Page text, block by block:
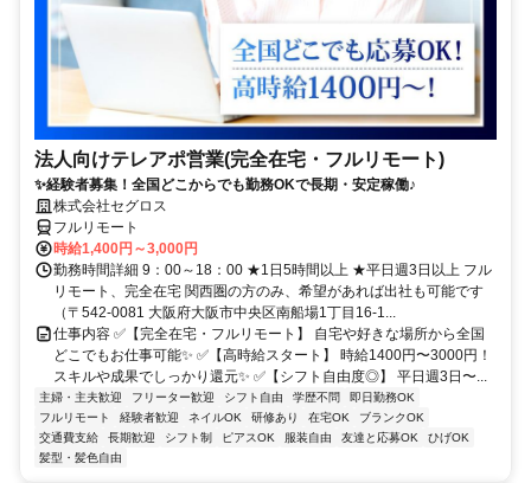
法人向けテレアポ営業(完全在宅・フルリモート)
✨経験者募集！全国どこからでも勤務OKで長期・安定稼働♪
株式会社セグロス
フルリモート
時給1,400円～3,000円
勤務時間詳細 9：00～18：00 ★1日5時間以上 ★平日週3日以上 フル
リモート、完全在宅 関西圏の方のみ、希望があれば出社も可能です
（〒542-0081 大阪府大阪市中央区南船場1丁目16-1...
仕事内容 ✅【完全在宅・フルリモート】 自宅や好きな場所から全国
どこでもお仕事可能✨ ✅【高時給スタート】 時給1400円〜3000円！
スキルや成果でしっかり還元✨ ✅【シフト自由度◎】 平日週3日〜...
主婦・主夫歓迎 フリーター歓迎 シフト自由 学歴不問
即日勤務OK
フルリモート
経験者歓迎 ネイルOK 研修あり 在宅OK
ブランクOK
交通費支給
長期歓迎 シフト制 ピアスOK 服装自由 友達と応募OK
ひげOK
髪型・髪色自由